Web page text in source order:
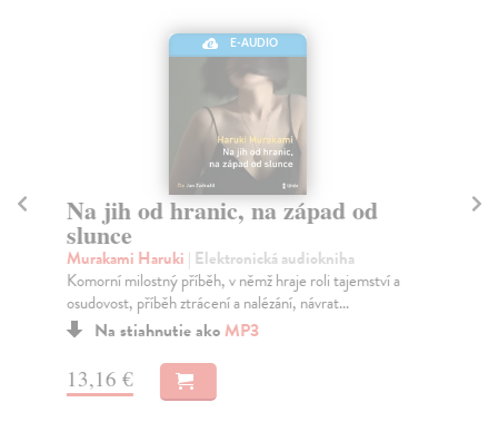
E-AUDIO
Na jih od hranic, na západ od
slunce
Murakami Haruki | Elektronická audiokniha
Komorní milostný příběh, v němž hraje roli tajemství a
osudovost, příběh ztrácení a nalézání, návrat...
Na stiahnutie akoMP3
13,16 €